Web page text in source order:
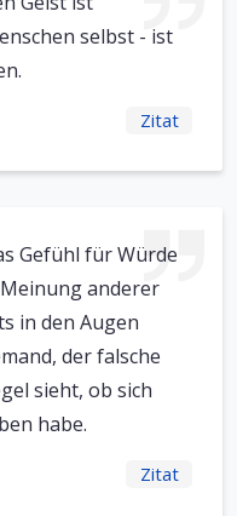
selbst - ist
Zitat
Gefühl für Würde
anderer
in den Augen
der falsche
sieht, ob sich
habe.
Zitat